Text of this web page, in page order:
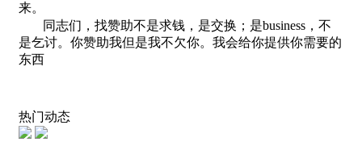
来。
同志们，找赞助不是求钱，是交换；是business，不
是乞讨。你赞助我但是我不欠你。我会给你提供你需要的
东西
热门动态